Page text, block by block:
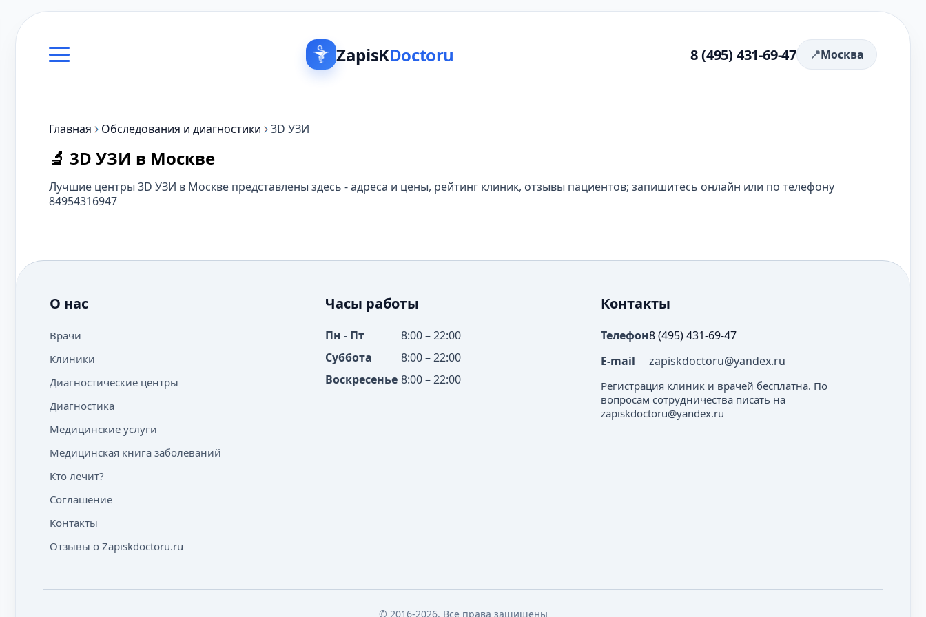
ZapisKDoctoru 8 (495) 431-69-47 Москва
Главная Обследования и диагностики 3D УЗИ
🔬 3D УЗИ в Москве
Лучшие центры 3D УЗИ в Москве представлены здесь - адреса и цены, рейтинг клиник, отзывы пациентов; запишитесь онлайн или по телефону
84954316947
О нас
Врачи
Клиники
Диагностические центры
Диагностика
Медицинские услуги
Медицинская книга заболеваний
Кто лечит?
Соглашение
Контакты
Отзывы о Zapiskdoctoru.ru
Часы работы
Пн - Пт
8:00 – 22:00
Суббота
8:00 – 22:00
Воскресенье 8:00 – 22:00
Контакты
Телефон8 (495) 431-69-47
E-mail
zapiskdoctoru@yandex.ru
Регистрация клиник и врачей бесплатна. По
вопросам сотрудничества писать на
zapiskdoctoru@yandex.ru
© 2016-2026. Все права защищены